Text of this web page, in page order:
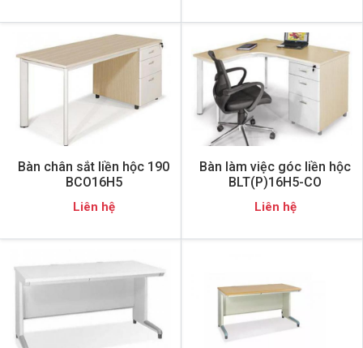
Bàn chân sắt liền hộc 190
BCO16H5
Liên hệ
Bàn làm việc góc liền hộc
BLT(P)16H5-CO
Liên hệ